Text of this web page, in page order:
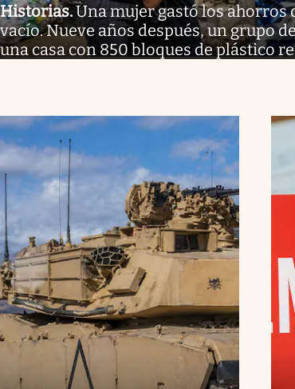
Historias.Una mujer gastó los ahorros
vacío. Nueve años después, un grupo
una casa con 850 bloques de plástico